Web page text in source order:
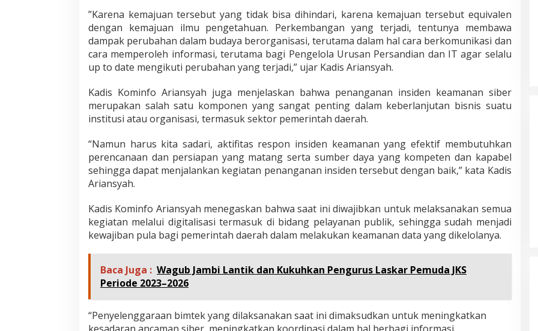
k
a
t
P
e
n
g
a
a
K
e
a
a
n
b
d
a
n
”Karena kemajuan tersebut yang tidak bisa dihindari, karena kemajuan tersebut equivalen
dengan kemajuan ilmu pengetahuan. Perkembangan yang terjadi, tentunya membawa
dampak perubahan dalam budaya berorganisasi, terutama dalam hal cara berkomunikasi dan
cara memperoleh informasi, terutama bagi Pengelola Urusan Persandian dan IT agar selalu
up to date mengikuti perubahan yang terjadi,” ujar Kadis Ariansyah.
Kadis Kominfo Ariansyah juga menjelaskan bahwa penanganan insiden keamanan siber
merupakan salah satu komponen yang sangat penting dalam keberlanjutan bisnis suatu
institusi atau organisasi, termasuk sektor pemerintah daerah.
“Namun harus kita sadari, aktifitas respon insiden keamanan yang efektif membutuhkan
perencanaan dan persiapan yang matang serta sumber daya yang kompeten dan kapabel
sehingga dapat menjalankan kegiatan penanganan insiden tersebut dengan baik,” kata Kadis
Ariansyah.
Kadis Kominfo Ariansyah menegaskan bahwa saat ini diwajibkan untuk melaksanakan semua
kegiatan melalui digitalisasi termasuk di bidang pelayanan publik, sehingga sudah menjadi
kewajiban pula bagi pemerintah daerah dalam melakukan keamanan data yang dikelolanya.
Baca Juga : Wagub Jambi Lantik dan Kukuhkan Pengurus Laskar Pemuda JKS
Periode 2023–2026
“Penyelenggaraan bimtek yang dilaksanakan saat ini dimaksudkan untuk meningkatkan
Kompak Dukungan Jumiwan Aguza
– Maidani
Di Politik, Titik Bungo | 9 Oktober 2024